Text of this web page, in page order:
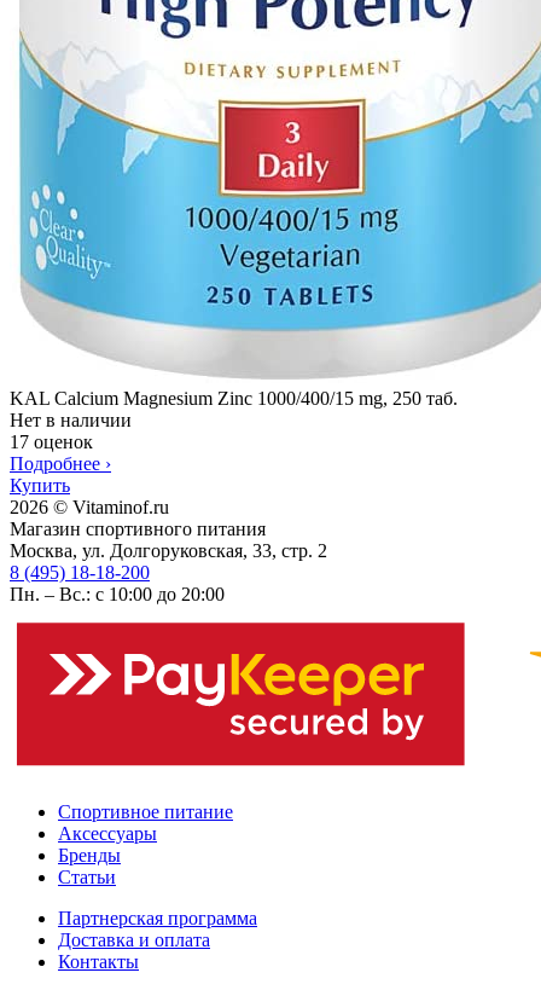
KAL Calcium Magnesium Zinc 1000/400/15 mg, 250 таб.
Нет в наличии
17 оценок
Подробнее ›
Купить
2026 © Vitaminof.ru
Магазин спортивного питания
Москва, ул. Долгоруковская, 33, стр. 2
8 (495) 18-18-200
Пн. – Вс.: с 10:00 до 20:00
Спортивное питание
Аксессуары
Бренды
Статьи
Партнерская программа
Доставка и оплата
Контакты